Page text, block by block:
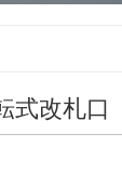
式改札口